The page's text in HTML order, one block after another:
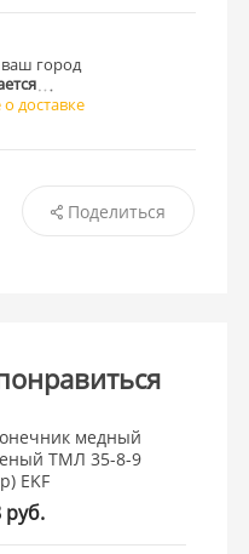
ваш город
доставке
Поделиться
медный
ТМЛ 35-8-9
EKF
руб.